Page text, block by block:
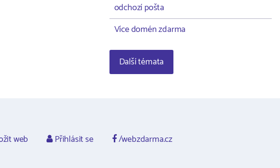
odchozí pošta
Více domén zdarma
Další témata
web Přihlásit se /webzdarma.cz